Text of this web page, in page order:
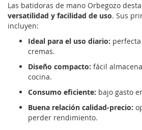
Las batidoras de mano Orbegozo
versatilidad y facilidad de uso. Sus
incluyen:
Ideal para el uso diario:
cremas.
Diseño compacto: fácil
cocina.
Consumo eficiente: bajo gasto
Buena relación calidad-precio:
perder rendimiento.